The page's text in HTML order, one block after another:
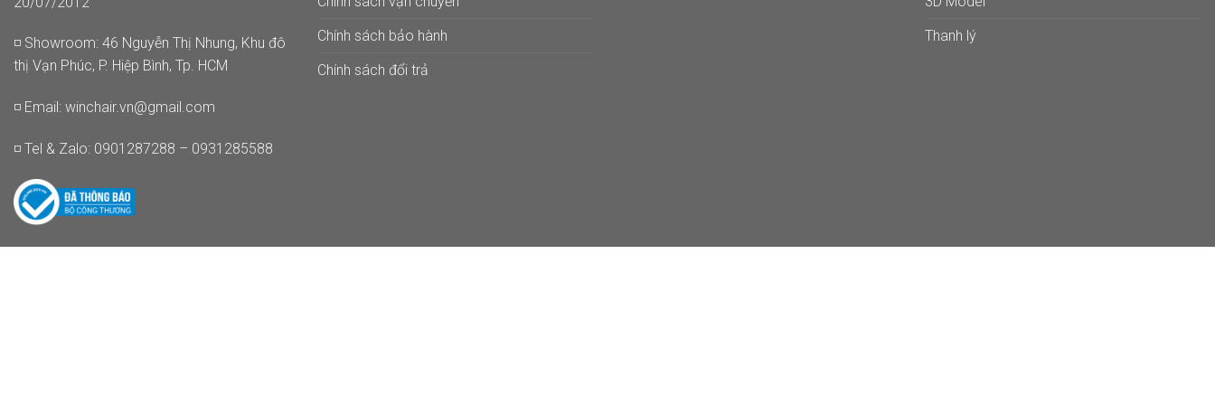
◽ Showroom: 46 Nguyễn Thị Nhung, Khu đô
thị Vạn Phúc, P. Hiệp Bình, Tp. HCM
◽ Email: winchair.vn@gmail.com
◽ Tel & Zalo: 0901287288 – 0931285588
Chính sách bảo hành
Chính sách đổi trả
Thanh lý